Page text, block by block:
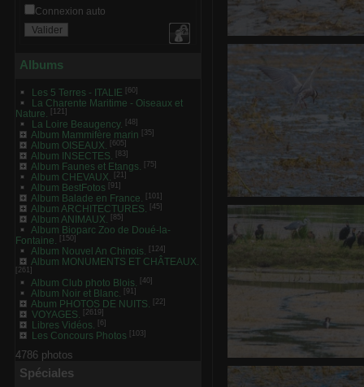
Connexion auto
Albums
Les 5 Terres - ITALIE [60]
La Charente Maritime - Oiseaux et
Nature.
[121]
La Loire Beaugency. [48]
Album Mammifère marin [35]
Album OISEAUX. [605]
Album INSECTES. [83]
Album Faunes et Etangs. [75]
Album CHEVAUX. [21]
Album BestFotos [91]
Album Balade en France. [101]
Album ARCHITECTURES. [45]
Album ANIMAUX. [85]
Album Bioparc Zoo de Doué-la-
Fontaine.
[150]
Album Nouvel An Chinois. [124]
Album MONUMENTS ET CHÂTEAUX.
[261]
Album Club photo Blois. [40]
Album Noir et Blanc. [91]
Abum PHOTOS DE NUITS. [22]
VOYAGES. [2619]
Libres Vidéos. [6]
Les Concours Photos [103]
4786 photos
Spéciales
Grèbe
0 commentaire
Guifette
0 commentaire
0 commentaire